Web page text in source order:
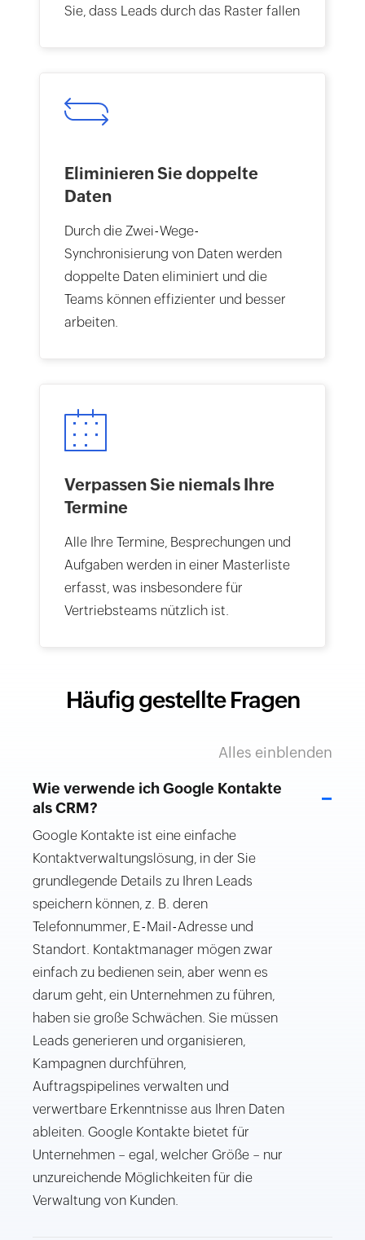
Sie, dass Leads durch das Raster fallen
Eliminieren Sie doppelte
Daten
Durch die Zwei-Wege-
Synchronisierung von Daten werden
doppelte Daten eliminiert und die
Teams können effizienter und besser
arbeiten.
Verpassen Sie niemals Ihre
Termine
Alle Ihre Termine, Besprechungen und
Aufgaben werden in einer Masterliste
erfasst, was insbesondere für
Vertriebsteams nützlich ist.
Häufig gestellte Fragen
Alles einblenden
Wie verwende ich Google Kontakte
als CRM?
−
Google Kontakte ist eine einfache
Kontaktverwaltungslösung, in der Sie
grundlegende Details zu Ihren Leads
speichern können, z. B. deren
Telefonnummer, E-Mail-Adresse und
Standort. Kontaktmanager mögen zwar
einfach zu bedienen sein, aber wenn es
darum geht, ein Unternehmen zu führen,
haben sie große Schwächen. Sie müssen
Leads generieren und organisieren,
Kampagnen durchführen,
Auftragspipelines verwalten und
verwertbare Erkenntnisse aus Ihren Daten
ableiten. Google Kontakte bietet für
Unternehmen – egal, welcher Größe – nur
unzureichende Möglichkeiten für die
Verwaltung von Kunden.